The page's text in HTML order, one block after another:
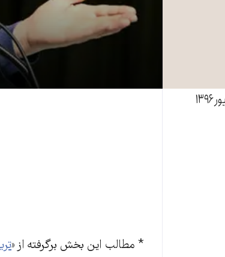
* مطالب این بخش برگرفته از «